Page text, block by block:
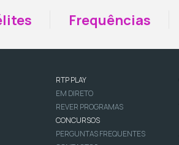
Frequências
RTP PLAY
EM DIRETO
REVER PROGRAMAS
CONCURSOS
PERGUNTAS FREQUENTES